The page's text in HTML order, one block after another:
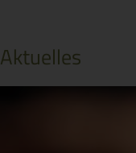
Aktuelles